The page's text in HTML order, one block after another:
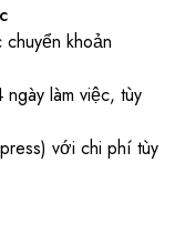
khoản
làm việc, tùy
với chi phí tùy